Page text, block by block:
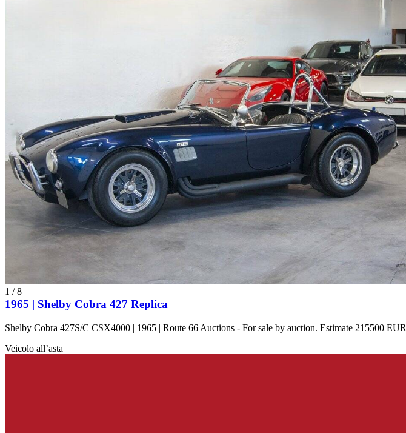
1 /8
1965 | Shelby Cobra 427 Replica
Shelby Cobra 427S/C CSX4000 | 1965 | Route 66 Auctions - For sale by auction. Estimate 215500 EUR
Veicolo all’asta